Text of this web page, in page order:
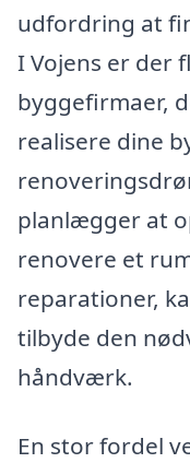
udfordring at
I Vojens er der
byggefirmaer,
realisere dine
planlægger at
renovere et
reparationer,
tilbyde den
håndværk.
En stor fordel